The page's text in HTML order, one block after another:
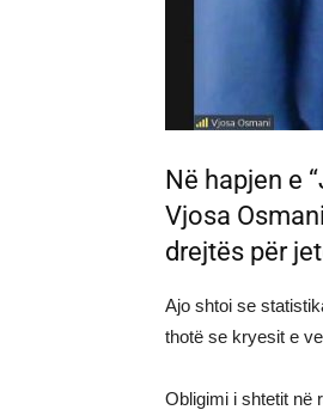
Në hapjen e
Vjosa
drejtës për
Ajo shtoi se
thotë se kryesit e
Obligimi i shtetit në